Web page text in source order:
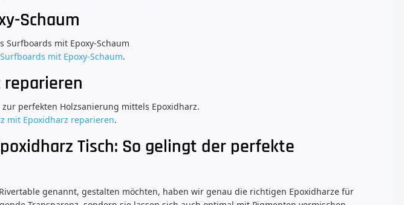
Schaum
Surfboards mit Epoxy-Schaum
mit Epoxy-Schaum.
reparieren
perfekten Holzsanierung mittels Epoxidharz.
mit Epoxidharz reparieren.
Tisch: So gelingt der perfekte
genannt, gestalten möchten, haben wir genau die richtigen Epoxidharze für